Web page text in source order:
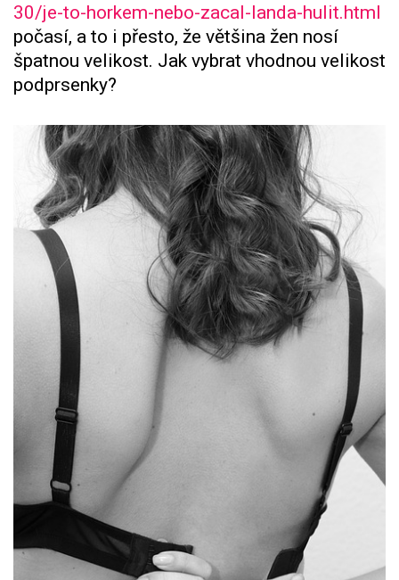
30/je-to-horkem-nebo-zacal-landa-hulit.html
počasí, a to i přesto, že většina žen nosí
špatnou velikost. Jak vybrat vhodnou velikost
podprsenky?